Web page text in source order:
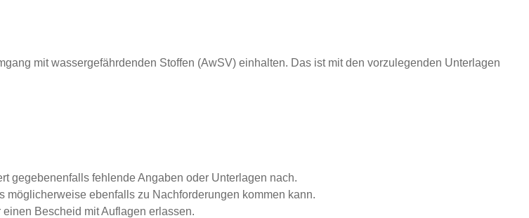
mit wassergefährdenden Stoffen (AwSV) einhalten. Das ist mit den vorzulegenden Unterlagen
gegebenenfalls fehlende Angaben oder Unterlagen nach.
ebenfalls zu Nachforderungen kommen kann.
Bescheid mit Auflagen erlassen.